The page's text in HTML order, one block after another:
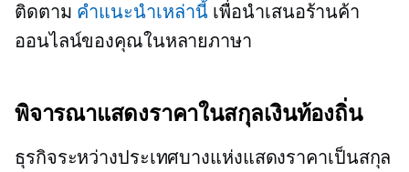
ติดตาม คำแนะนำเหล่านี้เพื่อนำเสนอร้านค้า
ออนไลน์ของคุณในหลายภาษา
พิจารณาแสดงราคาในสกุลเงินท้องถิ่น
ธุรกิจระหว่างประเทศบางแห่งแสดงราคาเป็นสกุล